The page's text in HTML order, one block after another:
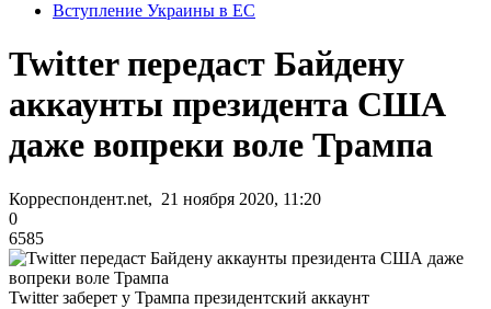
Вступление Украины в ЕС
Twitter передаст Байдену
аккаунты президента США
даже вопреки воле Трампа
Корреспондент.net, 21 ноября 2020, 11:20
0
6585
Twitter заберет у Трампа президентский аккаунт